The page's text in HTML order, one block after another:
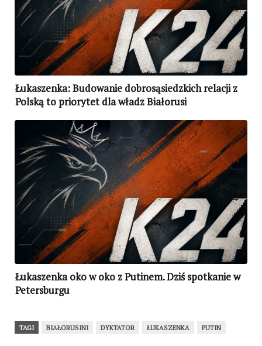
Łukaszenka: Budowanie dobrosąsiedzkich relacji z
Polską to priorytet dla władz Białorusi
Łukaszenka oko w oko z Putinem. Dziś spotkanie w
Petersburgu
TAGI BIAŁORUSINI DYKTATOR ŁUKASZENKA PUTIN